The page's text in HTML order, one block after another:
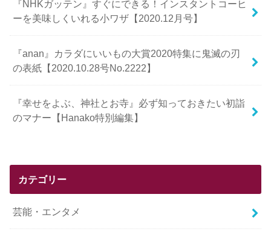
『NHKガッテン』すぐにできる！インスタントコーヒ
ーを美味しくいれる小ワザ【2020.12月号】
『anan』カラダにいいもの大賞2020特集に鬼滅の刃
の表紙【2020.10.28号No.2222】
『幸せをよぶ、神社とお寺』必ず知っておきたい初詣
のマナー【Hanako特別編集】
カテゴリー
芸能・エンタメ